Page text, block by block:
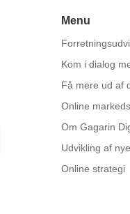
Menu
Kom i dialog
Få mere ud af
Online
Om Gagarin
Udvikling af
Online strategi